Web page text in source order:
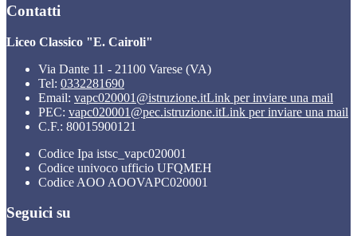
Contatti
Liceo Classico "E. Cairoli"
Via Dante 11 - 21100 Varese (VA)
Tel: 0332281690
Email: vapc020001@istruzione.itLink per inviare una mail
PEC: vapc020001@pec.istruzione.itLink per inviare una mail
C.F.: 80015900121
Codice Ipa istsc_vapc020001
Codice univoco ufficio UFQMEH
Codice AOO AOOVAPC020001
Seguici su